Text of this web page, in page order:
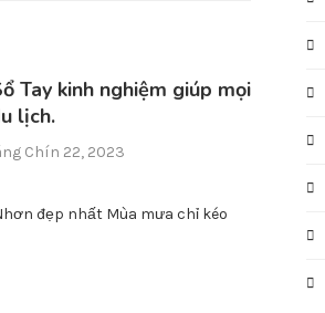
Tay kinh nghiệm giúp mọi
lịch.
Chín 22, 2023
đẹp nhất Mùa mưa chỉ kéo